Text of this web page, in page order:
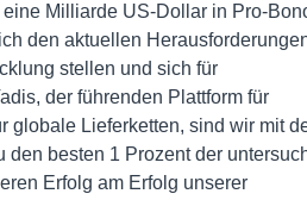
Milliarde US-Dollar in Pro-
den aktuellen
stellen und sich für
der führenden Plattform für
globale Lieferketten, sind wir mit
besten 1 Prozent der
Erfolg am Erfolg unserer